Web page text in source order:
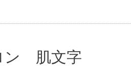
ン 肌文字